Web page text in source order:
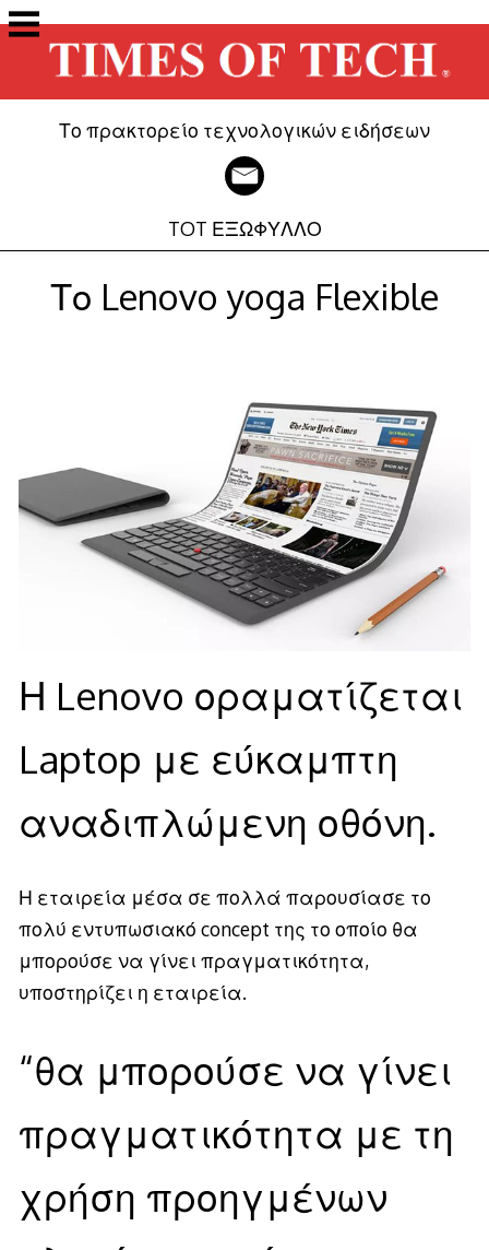
Μετάβαση
στο
περιεχόμενο
Το πρακτορείο τεχνολογικών ειδήσεων
TOT ΕΞΩΦΥΛΛΟ
Το Lenovo yoga Flexible
Η Lenovo οραματίζεται
Laptop με εύκαμπτη
αναδιπλώμενη οθόνη.
Η εταιρεία μέσα σε πολλά παρουσίασε το
πολύ εντυπωσιακό concept της το οποίο θα
μπορούσε να γίνει πραγματικότητα,
υποστηρίζει η εταιρεία.
“θα μπορούσε να γίνει
πραγματικότητα με τη
χρήση προηγμένων